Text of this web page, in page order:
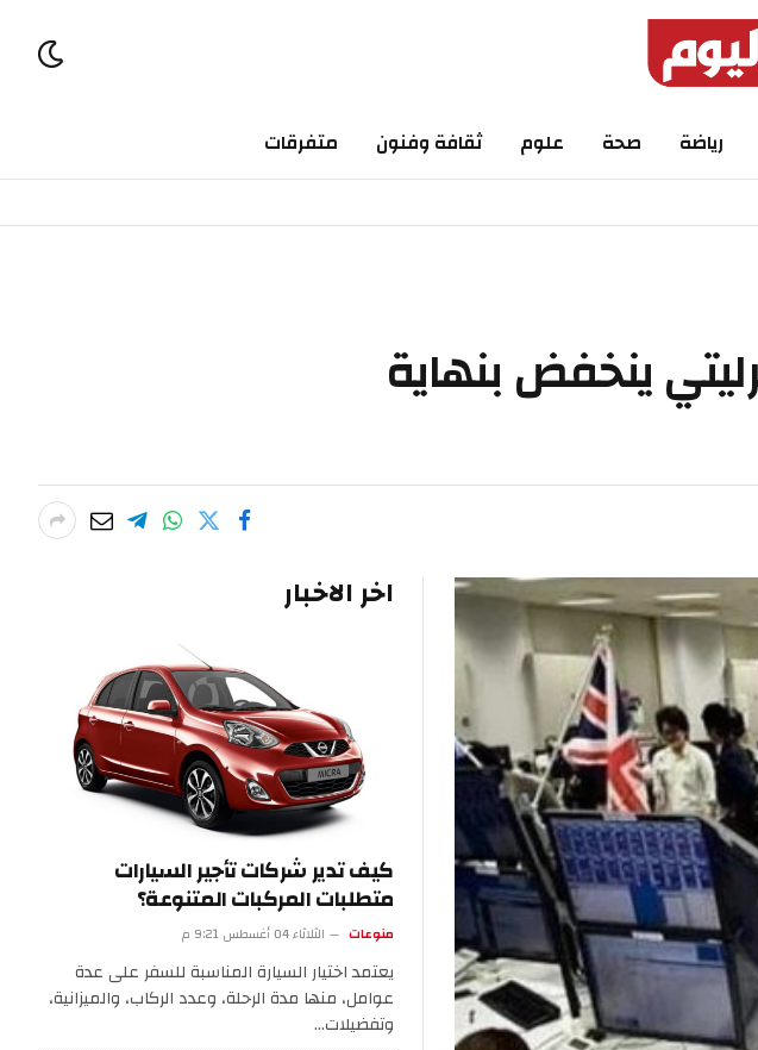
رياضة صحة علوم ثقافة وفنون متفرقات
ينخفض بنهاية
اخر الاخبار
كيف تدير شركات تأجير السيارات
متطلبات المركبات المتنوعة؟
منوعات الثلاثاء 04 أغسطس 9:21 م
يعتمد اختيار السيارة المناسبة للسفر على عدة
عوامل، منها مدة الرحلة، وعدد الركاب، والميزانية،
وتفضيلات…